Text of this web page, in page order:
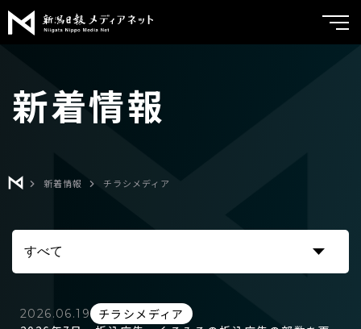
新潟日報
サービス紹介
ブランドコンサルティング
折込広告
ポスティング
よくあるご質問
会社案内
新着情報
お問い合わせ
新着情報
新着情報 チラシメディア
2026.06.19
チラシメディア